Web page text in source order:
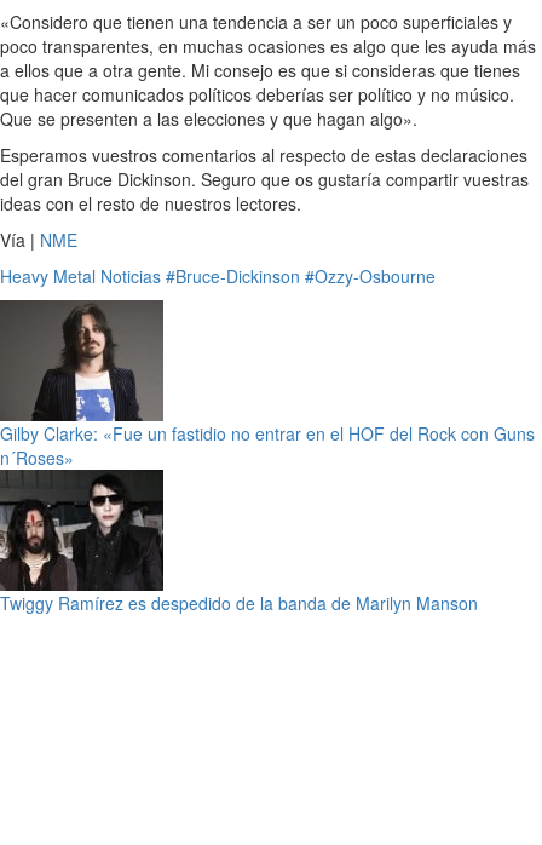
«Considero que tienen una tendencia a ser un poco superficiales y
poco transparentes, en muchas ocasiones es algo que les ayuda más
a ellos que a otra gente. Mi consejo es que si consideras que tienes
que hacer comunicados políticos deberías ser político y no músico.
Que se presenten a las elecciones y que hagan algo».
Esperamos vuestros comentarios al respecto de estas declaraciones
del gran Bruce Dickinson. Seguro que os gustaría compartir vuestras
ideas con el resto de nuestros lectores.
Vía | NME
Heavy Metal Noticias #Bruce-Dickinson #Ozzy-Osbourne
Gilby Clarke: «Fue un fastidio no entrar en el HOF del Rock con Guns
n´Roses»
Twiggy Ramírez es despedido de la banda de Marilyn Manson